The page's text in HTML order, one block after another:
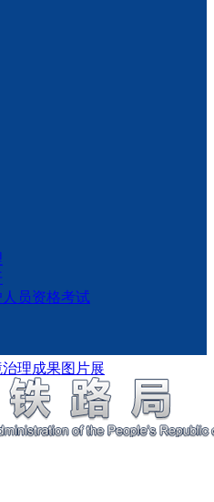
员资格考试
理成果图片展